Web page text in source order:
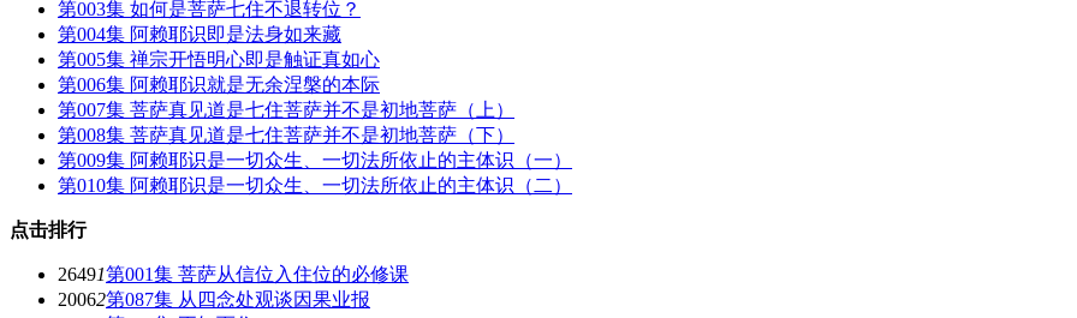
第003集 如何是菩萨七住不退转位？
第004集 阿赖耶识即是法身如来藏
第005集 禅宗开悟明心即是触证真如心
第006集 阿赖耶识就是无余涅槃的本际
第007集 菩萨真见道是七住菩萨并不是初地菩萨（上）
第008集 菩萨真见道是七住菩萨并不是初地菩萨（下）
第009集 阿赖耶识是一切众生、一切法所依止的主体识（一）
第010集 阿赖耶识是一切众生、一切法所依止的主体识（二）
点击排行
26491第001集 菩萨从信位入住位的必修课
20062第087集 从四念处观谈因果业报